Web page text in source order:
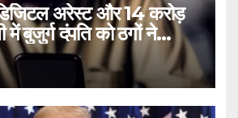
अरेस्ट और 14 करोड़
में बुजुर्ग दंपति को ठगों ने
– Delhi Cyber Fraud
digital arrest
ntc rttm